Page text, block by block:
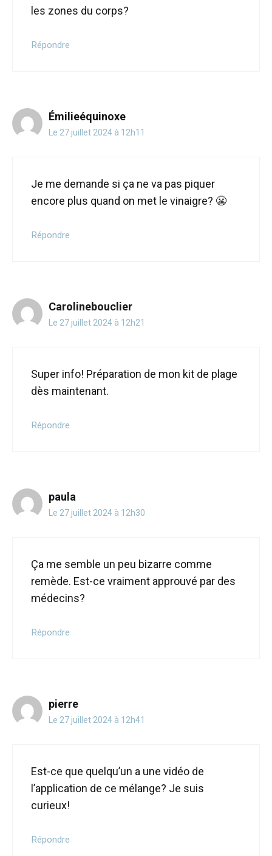
les zones du corps?
Répondre
Émilieéquinoxe
Le 27 juillet 2024 à 12h11
Je me demande si ça ne va pas piquer
encore plus quand on met le vinaigre? 😬
Répondre
Carolinebouclier
Le 27 juillet 2024 à 12h21
Super info! Préparation de mon kit de plage
dès maintenant.
Répondre
paula
Le 27 juillet 2024 à 12h30
Ça me semble un peu bizarre comme
remède. Est-ce vraiment approuvé par des
médecins?
Répondre
pierre
Le 27 juillet 2024 à 12h41
Est-ce que quelqu’un a une vidéo de
l’application de ce mélange? Je suis
curieux!
Répondre